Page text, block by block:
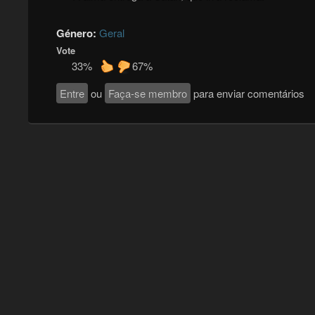
Género: Geral
Vote
33%
67%
Entre ou Faça-se membro para enviar comentários